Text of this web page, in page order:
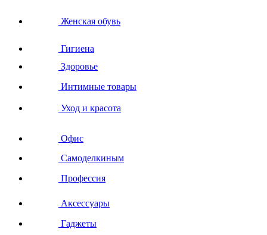
Женская обувь
Гигиена
Здоровье
Интимные товары
Уход и красота
Офис
Самоделкиным
Профессия
Аксессуары
Гаджеты